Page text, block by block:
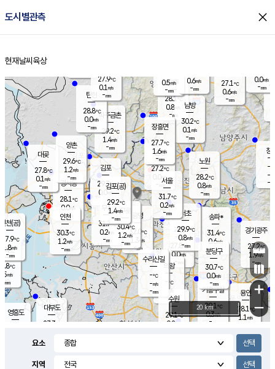
도시별관측 close
홈
현재날씨 육상
의도
℃
m/s
mm
영흥도
양주
28.1℃
0.8
-mm
과천
27.8℃
0.0m/s
- mm
용인
28.1℃
1.1 m/s
경기광주
27.2℃
1.9m/s
-mm
대부도
27.3
경서동
28.1℃
0.0m/s
-mm
파주금촌
29.2℃
1.4m/s
-mm
27.1℃
0.6m/s
-mm
대곶
27.8℃
0.1 m/s
-mm
창
-
-m/
-
탄현
28.8℃
0.0m/s
-mm
0.0m/s
-mm
의왕
- ℃
m/s
mm
김포
29.3℃
0.0 m/s
mm
광명
32.0
℃
1.3 m/s
-mm
부천
31.7℃
0.2m/s
-mm
양촌
29.6℃
1.2m/s
-mm
구로
30.4℃
1.2m/s
-mm
은평
27.2℃
0.0 m/s
- mm
노원
28.2℃
0.8m/s
-mm
송파*
31.4℃
0.6m/s
-mm
서초
29.9℃
0.8m/s
-mm
남방
30.2℃
0.1 m/s
-mm
기흥구갈
29.1℃
0.3m/s
-
수리산길
-℃
-m/s
-mm
분당구
30.7℃
0.0m/s
-mm
장흥면
27.7℃
1.6m/s
-mm
0.5m/s
-mm
인천(공)
27.9℃
1.8m/s
-mm
김포(공)
29.2℃
1.4m/s
-mm
수원
29.1℃
0.2 m/s
인천
30.3℃
1.2m/s
-mm
서울
31.7℃
0.2m/s
-mm
27.9℃
0.1 m/s
-mm
0.6m/s
-mm
+
−
20 km
요소
지역